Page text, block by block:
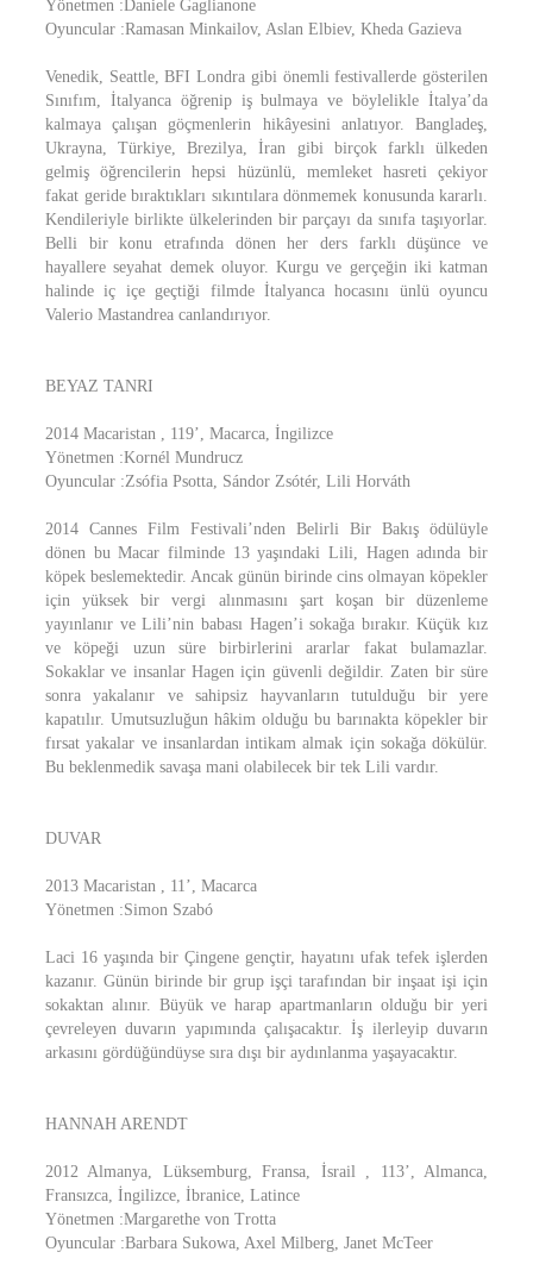
Yönetmen :Daniele Gaglianone
Oyuncular :Ramasan Minkailov, Aslan Elbiev, Kheda Gazieva
Venedik, Seattle, BFI Londra gibi önemli festivallerde gösterilen
Sınıfım, İtalyanca öğrenip iş bulmaya ve böylelikle İtalya’da
kalmaya çalışan göçmenlerin hikâyesini anlatıyor. Bangladeş,
Ukrayna, Türkiye, Brezilya, İran gibi birçok farklı ülkeden
gelmiş öğrencilerin hepsi hüzünlü, memleket hasreti çekiyor
fakat geride bıraktıkları sıkıntılara dönmemek konusunda kararlı.
Kendileriyle birlikte ülkelerinden bir parçayı da sınıfa taşıyorlar.
Belli bir konu etrafında dönen her ders farklı düşünce ve
hayallere seyahat demek oluyor. Kurgu ve gerçeğin iki katman
halinde iç içe geçtiği filmde İtalyanca hocasını ünlü oyuncu
Valerio Mastandrea canlandırıyor.
BEYAZ TANRI
2014 Macaristan , 119’, Macarca, İngilizce
Yönetmen :Kornél Mundrucz
Oyuncular :Zsófia Psotta, Sándor Zsótér, Lili Horváth
2014 Cannes Film Festivali’nden Belirli Bir Bakış ödülüyle
dönen bu Macar filminde 13 yaşındaki Lili, Hagen adında bir
köpek beslemektedir. Ancak günün birinde cins olmayan köpekler
için yüksek bir vergi alınmasını şart koşan bir düzenleme
yayınlanır ve Lili’nin babası Hagen’i sokağa bırakır. Küçük kız
ve köpeği uzun süre birbirlerini ararlar fakat bulamazlar.
Sokaklar ve insanlar Hagen için güvenli değildir. Zaten bir süre
sonra yakalanır ve sahipsiz hayvanların tutulduğu bir yere
kapatılır. Umutsuzluğun hâkim olduğu bu barınakta köpekler bir
fırsat yakalar ve insanlardan intikam almak için sokağa dökülür.
Bu beklenmedik savaşa mani olabilecek bir tek Lili vardır.
DUVAR
2013 Macaristan , 11’, Macarca
Yönetmen :Simon Szabó
Laci 16 yaşında bir Çingene gençtir, hayatını ufak tefek işlerden
kazanır. Günün birinde bir grup işçi tarafından bir inşaat işi için
sokaktan alınır. Büyük ve harap apartmanların olduğu bir yeri
çevreleyen duvarın yapımında çalışacaktır. İş ilerleyip duvarın
arkasını gördüğündüyse sıra dışı bir aydınlanma yaşayacaktır.
HANNAH ARENDT
2012 Almanya, Lüksemburg, Fransa, İsrail , 113’, Almanca,
Fransızca, İngilizce, İbranice, Latince
Yönetmen :Margarethe von Trotta
Oyuncular :Barbara Sukowa, Axel Milberg, Janet McTeer